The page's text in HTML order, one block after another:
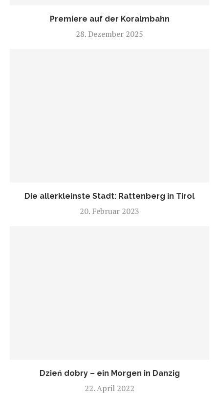
Premiere auf der Koralmbahn
28. Dezember 2025
Die allerkleinste Stadt: Rattenberg in Tirol
20. Februar 2023
Dzień dobry – ein Morgen in Danzig
22. April 2022